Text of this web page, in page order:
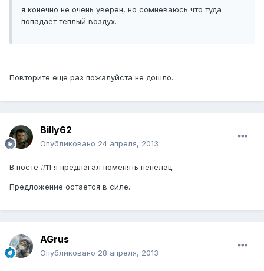
я конечно не очень уверен, но сомневаюсь что туда
попадает теплый воздух.
Повторите еще раз пожалуйста не дошло...
Billy62
Опубликовано 24 апреля, 2013
В посте #11 я предлагал поменять пепелац.
Предложение остается в силе.
AGrus
Опубликовано 28 апреля, 2013